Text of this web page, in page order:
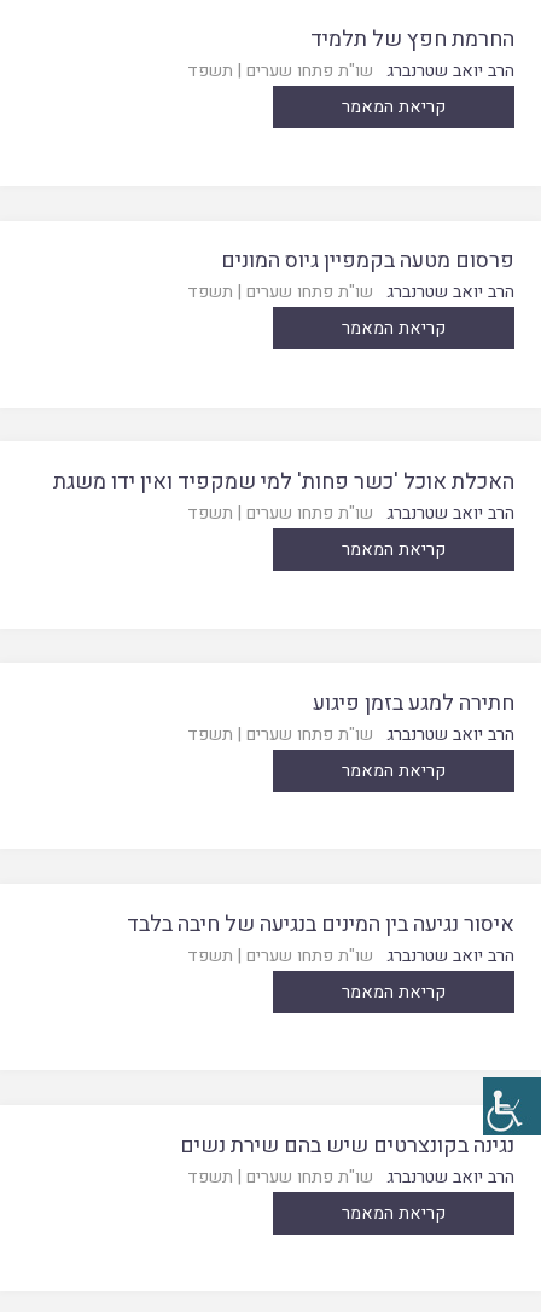
החרמת חפץ של תלמיד
הרב יואב שטרנברג שו"ת פתחו שערים | תשפד
קריאת המאמר
פרסום מטעה בקמפיין גיוס המונים
הרב יואב שטרנברג שו"ת פתחו שערים | תשפד
קריאת המאמר
האכלת אוכל 'כשר פחות' למי שמקפיד ואין ידו משגת
הרב יואב שטרנברג שו"ת פתחו שערים | תשפד
קריאת המאמר
חתירה למגע בזמן פיגוע
הרב יואב שטרנברג שו"ת פתחו שערים | תשפד
קריאת המאמר
איסור נגיעה בין המינים בנגיעה של חיבה בלבד
הרב יואב שטרנברג שו"ת פתחו שערים | תשפד
קריאת המאמר
נגינה בקונצרטים שיש בהם שירת נשים
הרב יואב שטרנברג שו"ת פתחו שערים | תשפד
קריאת המאמר